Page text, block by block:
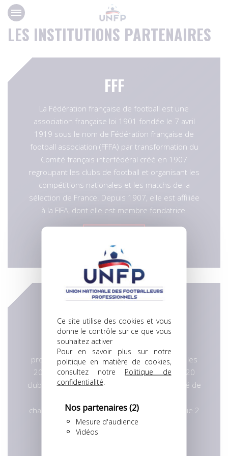
Panneau de gestion des cookies
Ce site utilise des cookies et vous
donne le contrôle sur ce que vous
souhaitez activer
Pour en savoir plus sur notre
politique en matière de cookies,
consultez notre Politique de
confidentialité
Nos partenaires(2)
Mesure d'audience
Vidéos
LES INSTITUTIONS PARTENAIRES
FFF
La Fédération française de football est une
association française loi 1901 fondée le 7 avril
1919 sous le nom de Fédération française de
football association (FFFA) par transformation du
Comité français interfédéral créé en 1907
regroupant les clubs de football et organisant les
compétitions nationales et les matchs de la
sélection de France. Depuis 1907, elle est affiliée
à la FIFA, dont elle est membre fondatrice.
La Ligue de football professionnel (LFP)
rassemble les clubs français à statut
professionnel soit les 20 clubs de la Ligue 1, les
20 clubs de la Ligue 2 et quelques-uns des 20
clubs du National (D3). Elle gère, sous l’autorité de
championnats de France de Ligue 1 et de Ligue 2
ainsi que la Coupe de la Ligue.